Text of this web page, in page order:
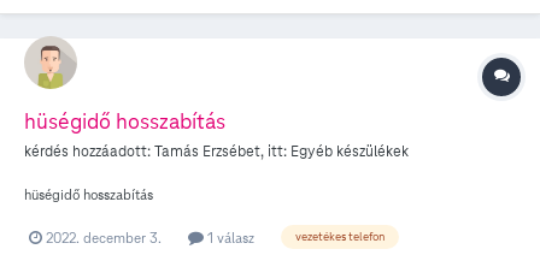
hüségidő hosszabítás
kérdés hozzáadott:Tamás Erzsébet, itt: Egyéb készülékek
hüségidő hosszabítás
2022. december 3. 1 válasz vezetékes telefon